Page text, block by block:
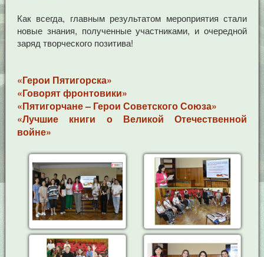
Как всегда, главным результатом мероприятия стали
новые знания, полученные участниками, и очередной
заряд творческого позитива!
«Герои Пятигорска»
«Говорят фронтовики»
«Пятигорчане – Герои Советского Союза»
«Лучшие книги о Великой Отечественной
войне»